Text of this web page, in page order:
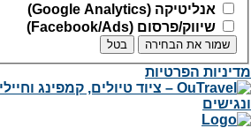
אנליטיקה (Google Analytics)
שיווק/פרסום (Facebook/Ads)
שמור את הבחירה בטל
מדיניות הפרטיות